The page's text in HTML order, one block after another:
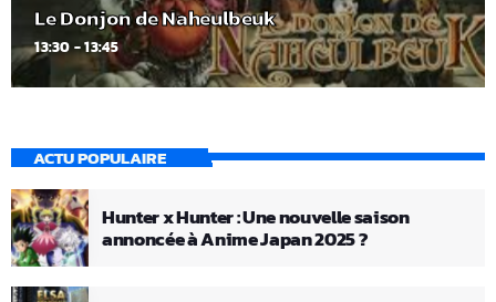
Le Donjon de Naheulbeuk
13:30 - 13:45
ACTU POPULAIRE
Hunter x Hunter : Une nouvelle saison
annoncée à Anime Japan 2025 ?